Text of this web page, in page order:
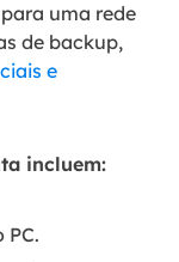
uma rede
de backup,
e
incluem:
PC.